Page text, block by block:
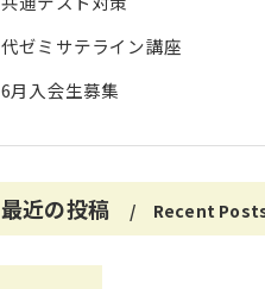
代ゼミサテライン講座
6月入会生募集
最近の投稿 Recent